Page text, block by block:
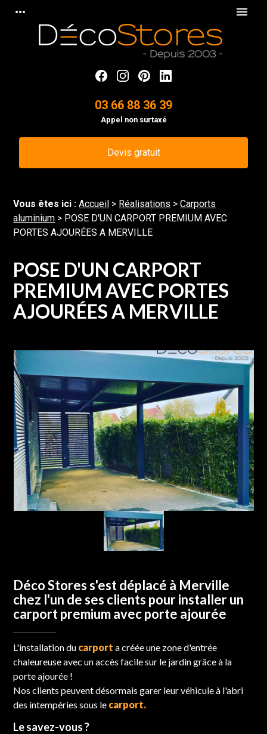
more_horiz menu
03 66 88 36 39
Appel non surtaxé
Devis gratuit
Vous êtes ici :Accueil > Réalisations >Carports
aluminium > POSE D'UN CARPORT PREMIUM AVEC
PORTES AJOURÉES A MERVILLE
POSE D'UN CARPORT
PREMIUM AVEC PORTES
AJOURÉES A MERVILLE
Déco Stores s'est déplacé à Merville
chez l'un de ses clients pour installer un
carport premium avec porte ajourée
L'installation du carport a créée une zone d'entrée
chaleureuse avec un accès facile sur le jardin grâce à la
porte ajourée !
Nos clients peuvent désormais garer leur véhicule à l'abri
des intempéries sous le carport.
Le savez-vous ?